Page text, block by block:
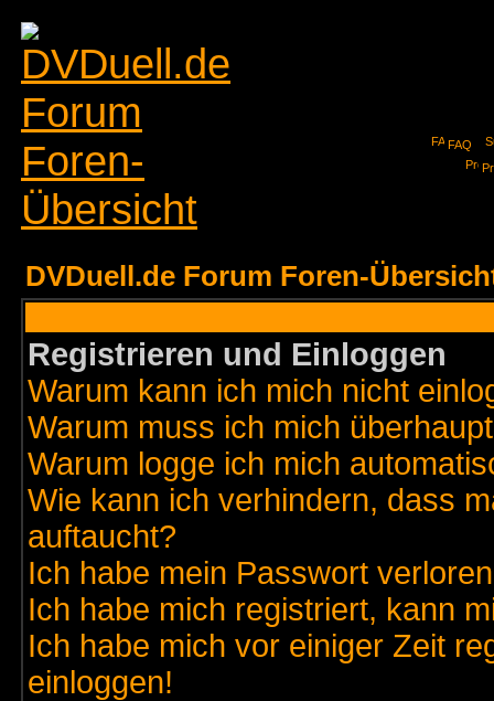
FAQ
DVDuell.de Forum Foren-
Registrieren und Einloggen
Warum kann ich mich nicht
Warum muss ich mich
Warum logge ich mich
Wie kann ich verhindern, dass
auftaucht?
Ich habe mein Passwort
Ich habe mich registriert, kann
Ich habe mich vor einiger Zeit
einloggen!